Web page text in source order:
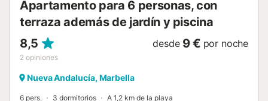
Apartamento para 6 personas, con
terraza además de jardín y piscina
8,5
2 opiniones
desde 9 € por noche
Nueva Andalucía, Marbella
6 pers. 3 dormitorios A 1,2 km de la playa